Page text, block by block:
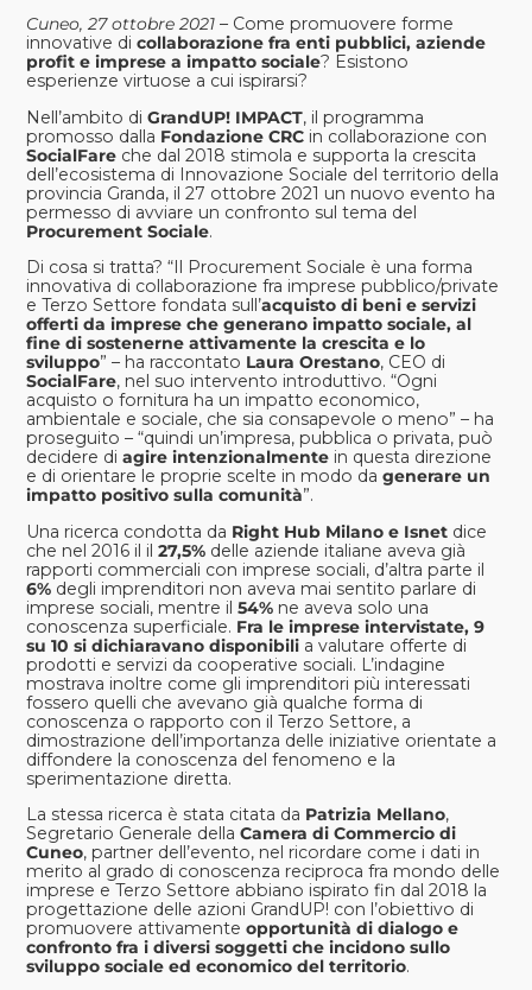
Cuneo, 27 ottobre 2021 – Come promuovere forme
innovative dicollaborazione fra enti pubblici, aziende
profit e imprese a impatto sociale? Esistono
esperienze virtuose a cui ispirarsi?
Nell’ambito diGrandUP! IMPACT, il programma
promosso dalla Fondazione CRC in collaborazione con
SocialFare che dal 2018 stimola e supporta la crescita
dell’ecosistema di Innovazione Sociale del territorio della
provincia Granda, il 27 ottobre 2021 un nuovo evento ha
permesso di avviare un confronto sul tema del
Procurement Sociale.
Di cosa si tratta? “Il Procurement Sociale è una forma
innovativa di collaborazione fra imprese pubblico/private
e Terzo Settore fondata sull’acquisto di beni e servizi
offerti da imprese che generano impatto sociale, al
fine di sostenerne attivamente la crescita e lo
sviluppo” – ha raccontato Laura Orestano, CEO di
SocialFare, nel suo intervento introduttivo. “Ogni
acquisto o fornitura ha un impatto economico,
ambientale e sociale, che sia consapevole o meno” – ha
proseguito – “quindi un’impresa, pubblica o privata, può
decidere diagire intenzionalmente in questa direzione
e di orientare le proprie scelte in modo dagenerare un
impatto positivo sulla comunità”.
Una ricerca condotta da Right Hub Milano e Isnet dice
che nel 2016 il il27,5% delle aziende italiane aveva già
rapporti commerciali con imprese sociali, d’altra parte il
6% degli imprenditori non aveva mai sentito parlare di
imprese sociali, mentre il54% ne aveva solo una
conoscenza superficiale. Fra le imprese intervistate, 9
su 10 si dichiaravano disponibili a valutare offerte di
prodotti e servizi da cooperative sociali. L’indagine
mostrava inoltre come gli imprenditori più interessati
fossero quelli che avevano già qualche forma di
conoscenza o rapporto con il Terzo Settore, a
dimostrazione dell’importanza delle iniziative orientate a
diffondere la conoscenza del fenomeno e la
sperimentazione diretta.
La stessa ricerca è stata citata da Patrizia Mellano,
Segretario Generale dellaCamera di Commercio di
Cuneo, partner dell’evento, nel ricordare come i dati in
merito al grado di conoscenza reciproca fra mondo delle
imprese e Terzo Settore abbiano ispirato fin dal 2018 la
progettazione delle azioni GrandUP! con l’obiettivo di
promuovere attivamenteopportunità di dialogo e
confronto fra i diversi soggetti che incidono sullo
sviluppo sociale ed economico del territorio.